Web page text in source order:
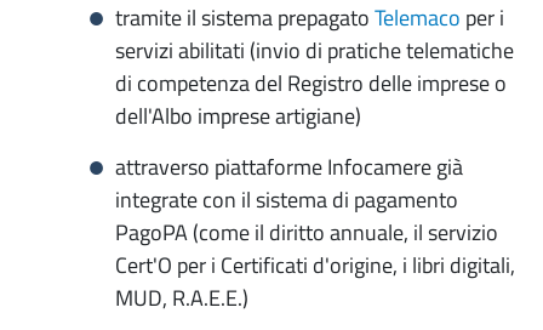
tramite il sistema prepagatoTelemaco per i
servizi abilitati (invio di pratiche telematiche
di competenza del Registro delle imprese o
dell'Albo imprese artigiane)
attraverso piattaforme Infocamere già
integrate con il sistema di pagamento
PagoPA (come il diritto annuale, il servizio
Cert'O per i Certificati d'origine, i libri digitali,
MUD, R.A.E.E.)